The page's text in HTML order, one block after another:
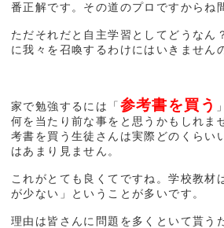
番正解です。その道のプロですからね
ただそれだと自主学習としてどうなん
に我々を召喚するわけにはいきません
家で勉強するには「 参考書を買う
何を当たり前な事をと思うかもしれま
考書を買う生徒さんは実際どのくらい
はあまり見ません。
これがとても良くてですね。学校教材
が少ない」ということが多いです。
理由は皆さんに問題を多くといて貰う